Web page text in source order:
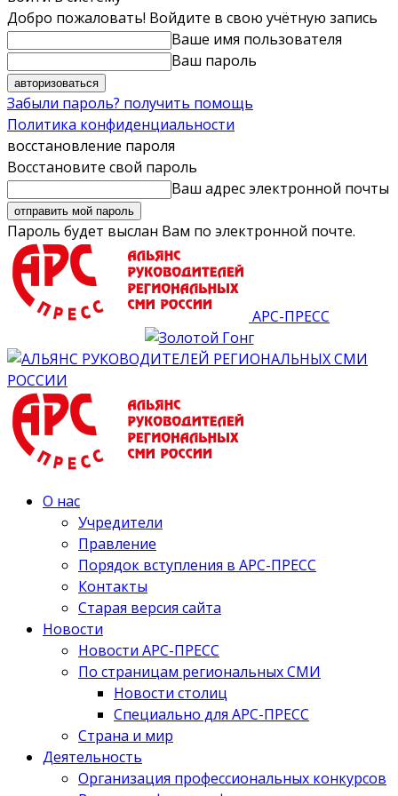
Добро пожаловать! Войдите в свою учётную запись
Ваше имя пользователя
Ваш пароль
Забыли пароль? получить помощь
Политика конфиденциальности
восстановление пароля
Восстановите свой пароль
Ваш адрес электронной почты
Пароль будет выслан Вам по электронной почте.
АРС-ПРЕСС
О нас
Учредители
Правление
Порядок вступления в АРС-ПРЕСС
Контакты
Старая версия сайта
Новости
Новости АРС-ПРЕСС
По страницам региональных СМИ
Новости столиц
Специально для АРС-ПРЕСС
Страна и мир
Деятельность
Организация профессиональных конкурсов